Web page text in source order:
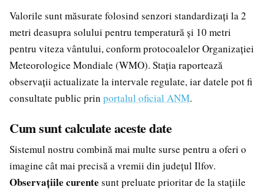
Valorile sunt măsurate folosind senzori standardizați la 2
metri deasupra solului pentru temperatură și 10 metri
pentru viteza vântului, conform protocoalelor Organizației
Meteorologice Mondiale (WMO). Stația raportează
observații actualizate la intervale regulate, iar datele pot fi
consultate public prin portalul oficial ANM.
Cum sunt calculate aceste date
Sistemul nostru combină mai multe surse pentru a oferi o
imagine cât mai precisă a vremii din județul Ilfov.
Observațiile curente sunt preluate prioritar de la stațiile